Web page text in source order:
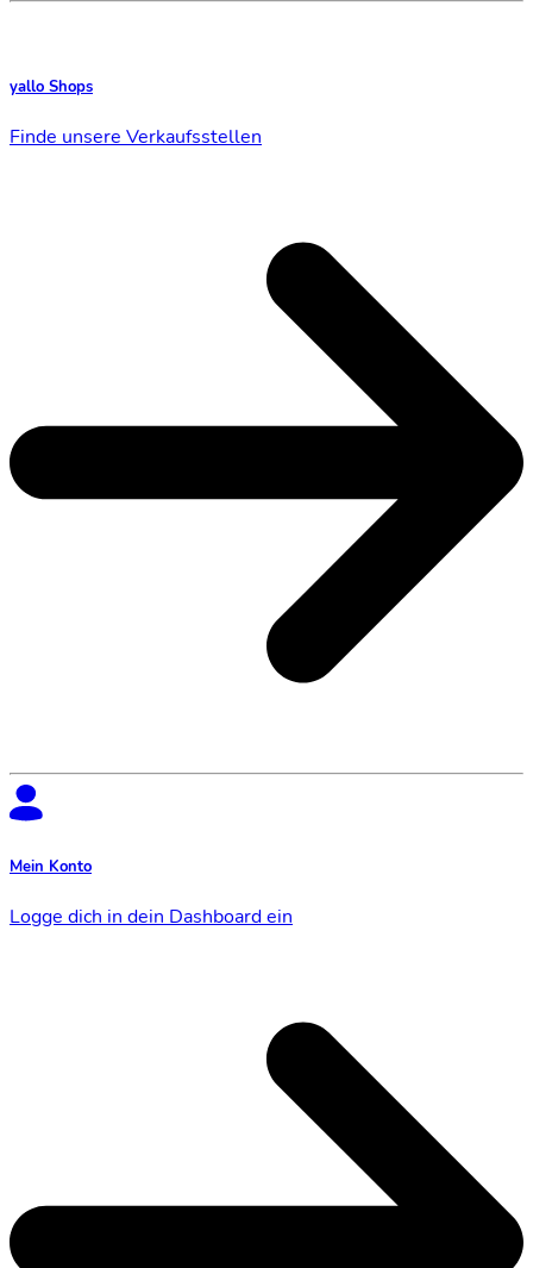
yallo Shops
Finde unsere Verkaufsstellen
Mein Konto
Logge dich in dein Dashboard ein